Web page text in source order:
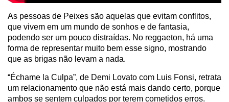
As pessoas de Peixes são aquelas que evitam conflitos,
que vivem em um mundo de sonhos e de fantasia,
podendo ser um pouco distraídas. No reggaeton, há uma
forma de representar muito bem esse signo, mostrando
que as brigas não levam a nada.
“Échame la Culpa”, de Demi Lovato com Luis Fonsi, retrata
um relacionamento que não está mais dando certo, porque
ambos se sentem culpados por terem cometidos erros.